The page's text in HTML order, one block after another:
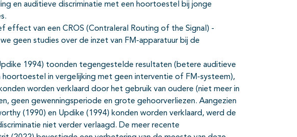
en auditieve discriminatie met een hoortoestel bij jonge
effect van een CROS (Contraleral Routing of the Signal) -
geen studies over de inzet van FM-apparatuur bij de
1994) toonden tegengestelde resultaten (betere auditieve
hoortoestel in vergelijking met geen interventie of FM-systeem),
worden verklaard door het gebruik van oudere (niet meer in
geen gewenningsperiode en grote gehoorverliezen. Aangezien
(1990) en Updike (1994) konden worden verklaard, werd de
niet verder verlaagd. De meer recente